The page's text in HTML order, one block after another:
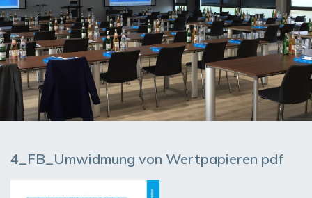
4_FB_Umwidmung von Wertpapieren pdf